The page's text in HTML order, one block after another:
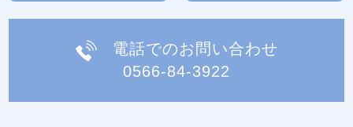
電話でのお問い合わせ
0566-84-3922